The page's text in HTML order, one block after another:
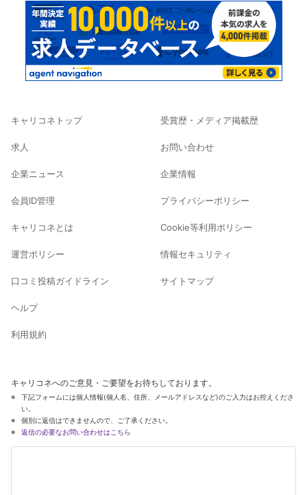
キャリコネトップ
求人
企業ニュース
会員ID管理
キャリコネとは
運営ポリシー
口コミ投稿ガイドライン
ヘルプ
利用規約
受賞歴・メディア掲載歴
お問い合わせ
企業情報
プライバシーポリシー
Cookie等利用ポリシー
情報セキュリティ
サイトマップ
キャリコネへのご意見・ご要望をお待ちしております。
下記フォームには個人情報(個人名、住所、メールアドレスなど)のご入力はお控えくださ
い。
個別に返信はできませんので、ご了承ください。
返信の必要なお問い合わせはこちら